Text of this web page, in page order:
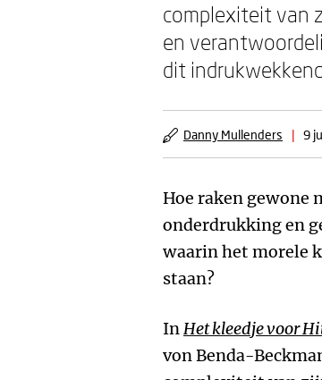
complexiteit van
en
dit
Danny Mullenders | 9
Hoe raken gewone
onderdrukking en
waarin het morele
staan?
InHet kleedje voor
von Benda-